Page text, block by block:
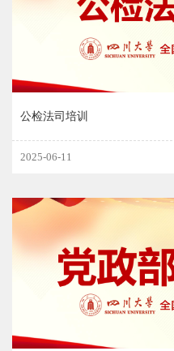
公检法司培训
2025-06-11